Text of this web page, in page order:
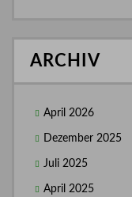
ARCHIV
April 2026
Dezember 2025
Juli 2025
April 2025